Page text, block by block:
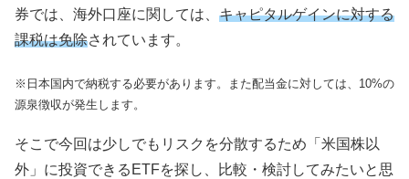
券では、海外口座に関しては、 キャピタルゲインに対する
課税は免除されています。
※日本国内で納税する必要があります。また配当金に対しては、10%の
源泉徴収が発生します。
そこで今回は少しでもリスクを分散するため「米国株以
外」に投資できるETFを探し、比較・検討してみたいと思